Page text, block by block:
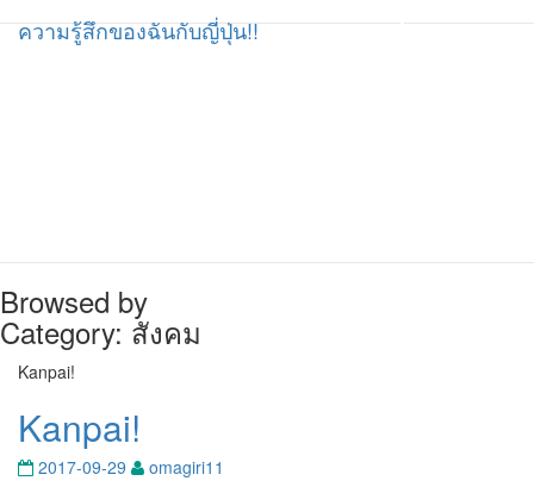
ความรู้สึกของฉันกับญี่ปุ่น!!
ความรู้สึกของฉันกับญี่ปุ่น!!
Browsed by
Category: สังคม
Kanpai!
Kanpai!
2017-09-29
omagiri11